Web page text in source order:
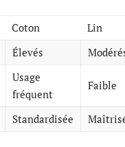
Coton
Lin
Élevés
Usage
fréquent
Faible
Standardisée